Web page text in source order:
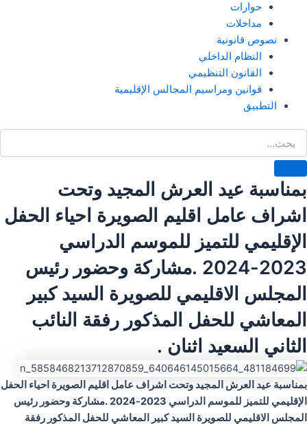
حوارات
مداخلات
نصوص قانونية
النظام الداخلي
القانون التنظيمي
قوانين ومراسيم المجالس الإقليمية
التطبيق
بمناسبة عيد العرش المجيد وتحت
اشراف عامل اقليم الصويرة احياء الحفل
الإقليمي للتميز للموسم الدراسي
2023-2024 .مشاركة وحضور رئيس
المجلس الاقليمي للصويرة السيد كبير
المعاشي للحفل المذكور رفقة النائب
الثاني السعيد اثنان .
بمناسبة عيد العرش المجيد وتحت اشراف عامل اقليم الصويرة احياء الحفل
الإقليمي للتميز للموسم الدراسي 2023-2024 .مشاركة وحضور رئيس
المجلس الاقليمي للصويرة السيد كبير المعاشي للحفل المذكور رفقة